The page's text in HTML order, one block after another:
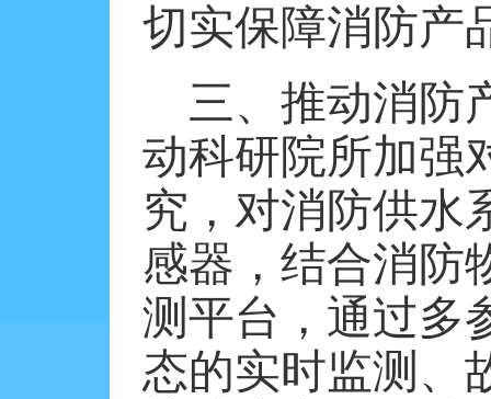
切实保障消防产
三、推动消防
动科研院所加强
究，对消防供水
感器，结合消防
测平台，通过多
态的实时监测、